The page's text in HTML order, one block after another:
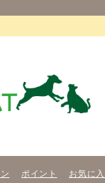
ポイント お気に